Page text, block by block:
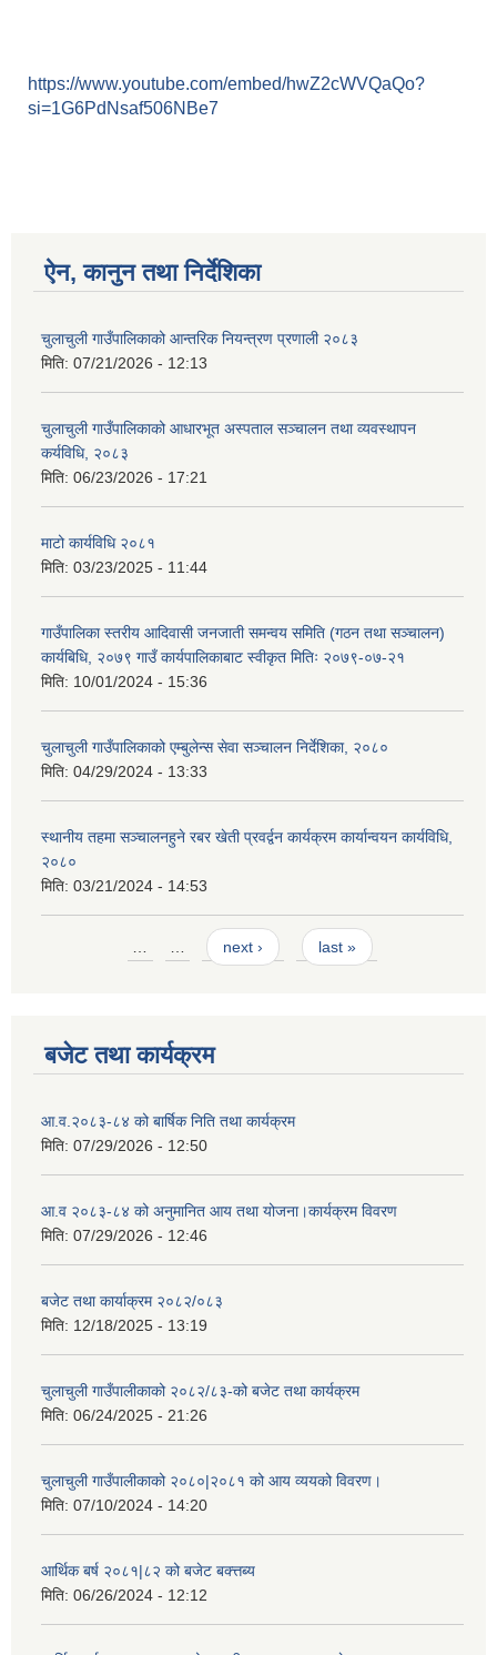
https://www.youtube.com/embed/hwZ2cWVQaQo?
si=1G6PdNsaf506NBe7
ऐन, कानुन तथा निर्देशिका
चुलाचुली गाउँपालिकाको आन्तरिक नियन्त्रण प्रणाली २०८३
मिति: 07/21/2026 - 12:13
चुलाचुली गाउँपालिकाको आधारभूत अस्पताल सञ्चालन तथा व्यवस्थापन
कर्यविधि, २०८३
मिति: 06/23/2026 - 17:21
माटो कार्यविधि २०८१
मिति: 03/23/2025 - 11:44
गाउँपालिका स्तरीय आदिवासी जनजाती समन्वय समिति (गठन तथा सञ्चालन)
कार्यबिधि, २०७९ गाउँ कार्यपालिकाबाट स्वीकृत मितिः २०७९-०७-२१
मिति: 10/01/2024 - 15:36
चुलाचुली गाउँपालिकाको एम्बुलेन्स सेवा सञ्चालन निर्देशिका, २०८०
मिति: 04/29/2024 - 13:33
स्थानीय तहमा सञ्चालनहुने रबर खेती प्रवर्द्वन कार्यक्रम कार्यान्वयन कार्यविधि,
२०८०
मिति: 03/21/2024 - 14:53
next › last »
बजेट तथा कार्यक्रम
आ.व.२०८३-८४ को बार्षिक निति तथा कार्यक्रम
मिति: 07/29/2026 - 12:50
आ.व २०८३-८४ को अनुमानित आय तथा योजना।कार्यक्रम विवरण
मिति: 07/29/2026 - 12:46
बजेट तथा कार्याक्रम २०८२/०८३
मिति: 12/18/2025 - 13:19
चुलाचुली गाउँपालीकाको २०८२/८३-को बजेट तथा कार्यक्रम
मिति: 06/24/2025 - 21:26
चुलाचुली गाउँपालीकाको २०८०|२०८१ को आय व्ययको विवरण।
मिति: 07/10/2024 - 14:20
आर्थिक बर्ष २०८१|८२ को बजेट बक्त्तब्य
मिति: 06/26/2024 - 12:12